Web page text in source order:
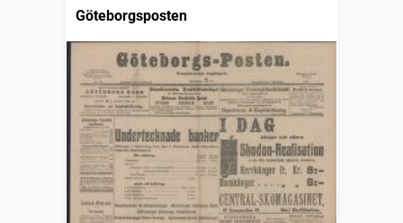
Göteborgsposten